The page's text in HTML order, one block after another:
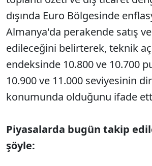
dışında Euro Bölgesinde
Almanya'da perakende satış
edileceğini belirterek, teknik
endeksinde 10.800 ve 10.700
10.900 ve 11.000 seviyesinin
konumunda olduğunu ifade
Piyasalarda bugün takip
şöyle: